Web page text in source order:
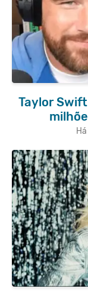
Taylor